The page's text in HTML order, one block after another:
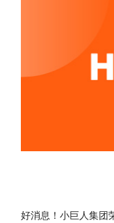
好消息！小巨人集团